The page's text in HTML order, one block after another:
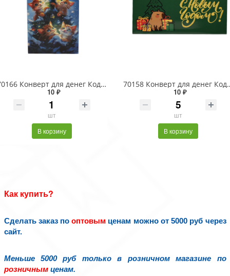
70166 Конверт для денег Код В Пять котят на ёлке. NG
10 ₽
шт
В корзину
70158 Конверт
10 ₽
шт
В корзину
Как купить?
Сделать заказ пооптовым ценам можно от 5000 руб через
сайт.
Меньше 5000 руб только в розничном магазине по
розничнымценам.